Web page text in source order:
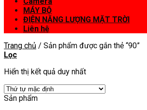
MÁY BỘ
ĐIỆN NĂNG LƯỢNG MẶT TRỜI
Liên hệ
Trang chủ / Sản phẩm được gắn thẻ “90”
Lọc
Hiển thị kết quả duy nhất
Sản phẩm